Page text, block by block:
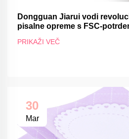
Dongguan Jiarui vodi
pisalne opreme s FSC-
PRIKAŽI VEČ
30
Mar